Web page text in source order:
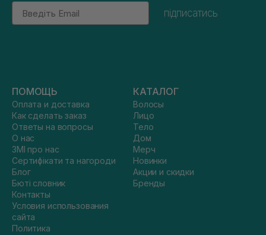
Email
підписатись
ПОМОЩЬ
Оплата и доставка
Как сделать заказ
Ответы на вопросы
О нас
ЗМІ про нас
Сертифікати та нагороди
Блог
Бюті словник
Контакты
Условия использования
сайта
Политика
КАТАЛОГ
Волосы
Лицо
Тело
Дом
Мерч
Новинки
Акции и скидки
Бренды